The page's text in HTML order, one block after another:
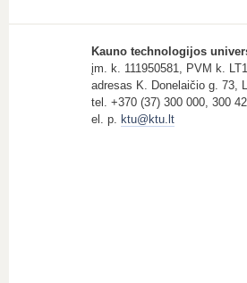
Kauno technologijos
įm. k. 111950581, PVM k.
adresas K. Donelaičio g. 73,
tel. +370 (37) 300 000, 300
el. p. ktu@ktu.lt